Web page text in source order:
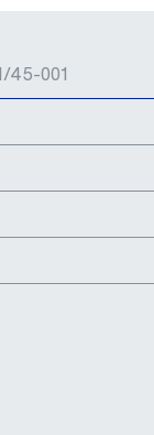
45-001